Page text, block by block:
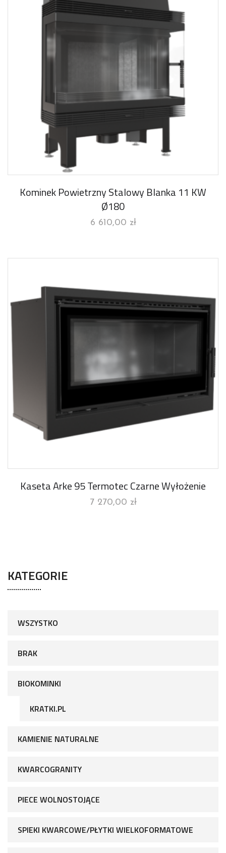
Kominek Powietrzny Stalowy Blanka 11 KW
Ø180
6 610,00 zł
Kaseta Arke 95 Termotec Czarne Wyłożenie
7 270,00 zł
KATEGORIE
WSZYSTKO
BRAK
BIOKOMINKI
KRATKI.PL
KAMIENIE NATURALNE
KWARCOGRANITY
PIECE WOLNOSTOJĄCE
SPIEKI KWARCOWE/PŁYTKI WIELKOFORMATOWE